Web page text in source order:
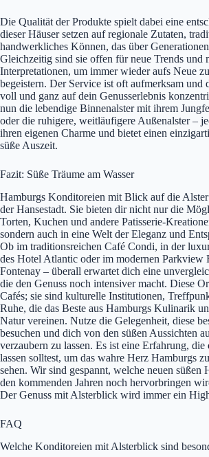
Die Qualität der Produkte spielt dabei eine
dieser Häuser setzen auf regionale Zutaten,
handwerkliches Können, das über
Gleichzeitig sind sie offen für neue Trends und
Interpretationen, um immer wieder aufs Neue
begeistern. Der Service ist oft aufmerksam und
voll und ganz auf dein Genusserlebnis
nun die lebendige Binnenalster mit ihrem
oder die ruhigere, weitläufigere Außenalster –
ihren eigenen Charme und bietet einen
süße Auszeit.
Fazit: Süße Träume am Wasser
Hamburgs Konditoreien mit Blick auf die
der Hansestadt. Sie bieten dir nicht nur die
Torten, Kuchen und andere Patisserie-
sondern auch in eine Welt der Eleganz und
Ob im traditionsreichen Café Condi, in der
des Hotel Atlantic oder im modernen Parkview
Fontenay – überall erwartet dich eine
die den Genuss noch intensiver macht. Diese
Cafés; sie sind kulturelle Institutionen,
Ruhe, die das Beste aus Hamburgs Kulinarik
Natur vereinen. Nutze die Gelegenheit, diese
besuchen und dich von den süßen Aussichten
verzaubern zu lassen. Es ist eine Erfahrung,
lassen solltest, um das wahre Herz Hamburgs
sehen. Wir sind gespannt, welche neuen süßen
den kommenden Jahren noch hervorbringen
Der Genuss mit Alsterblick wird immer ein
FAQ
Welche Konditoreien mit Alsterblick sind